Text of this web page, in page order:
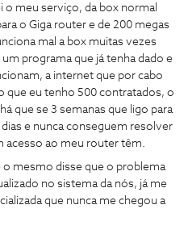
o meu serviço, da box normal
o Giga router e de 200 megas
mal a box muitas vezes
programa que já tenha dado e
a internet que por cabo
que eu tenho 500 contratados, o
que se 3 semanas que ligo para
e nunca conseguem resolver
acesso ao meu router têm.
o mesmo disse que o problema
no sistema da nós, já me
que nunca me chegou a